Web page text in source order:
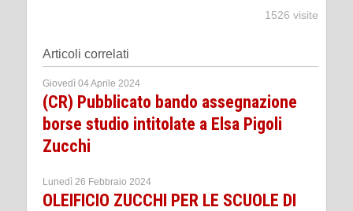
1526 visite
Articoli correlati
Giovedì 04 Aprile 2024
(CR) Pubblicato bando assegnazione
borse studio intitolate a Elsa Pigoli
Zucchi
Lunedì 26 Febbraio 2024
OLEIFICIO ZUCCHI PER LE SCUOLE DI